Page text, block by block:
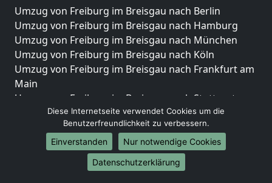
Umzug von Freiburg im Breisgau nach Berlin
Umzug von Freiburg im Breisgau nach Hamburg
Umzug von Freiburg im Breisgau nach München
Umzug von Freiburg im Breisgau nach Köln
Umzug von Freiburg im Breisgau nach Frankfurt am
Main
Umzug von Freiburg im Breisgau nach Stuttgart
Umzug von Freiburg im Breisgau nach Düsseldorf
Umzug von Freiburg im Breisgau nach Leipzig
Umzug von Freiburg im Breisgau nach Dortmund
Umzug von Freiburg im Breisgau nach Essen
Umzug von Freiburg im Breisgau nach Bremen
Diese Internetseite verwendet Cookies um die
Benutzerfreundlichkeit zu verbessern.
Einverstanden
Nur notwendige Cookies
Datenschutzerklärung